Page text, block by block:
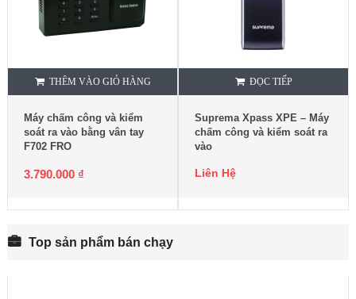
THÊM VÀO GIỎ HÀNG
Máy chấm công và kiểm
soát ra vào bằng vân tay
F702 FRO
3.790.000 ₫
ĐỌC TIẾP
Suprema Xpass XPE – Máy
chấm công và kiểm soát ra
vào
Liên Hệ
Top sản phẩm bán chạy